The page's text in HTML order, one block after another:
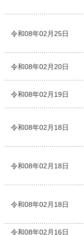
令和08年02月25日
令和08年02月20日
令和08年02月19日
令和08年02月18日
令和08年02月18日
令和08年02月18日
令和08年02月16日